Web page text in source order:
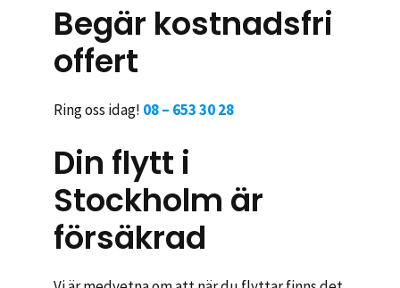
Begär kostnadsfri
offert
Ring oss idag! 08 – 653 30 28
Din flytt i
Stockholm är
försäkrad